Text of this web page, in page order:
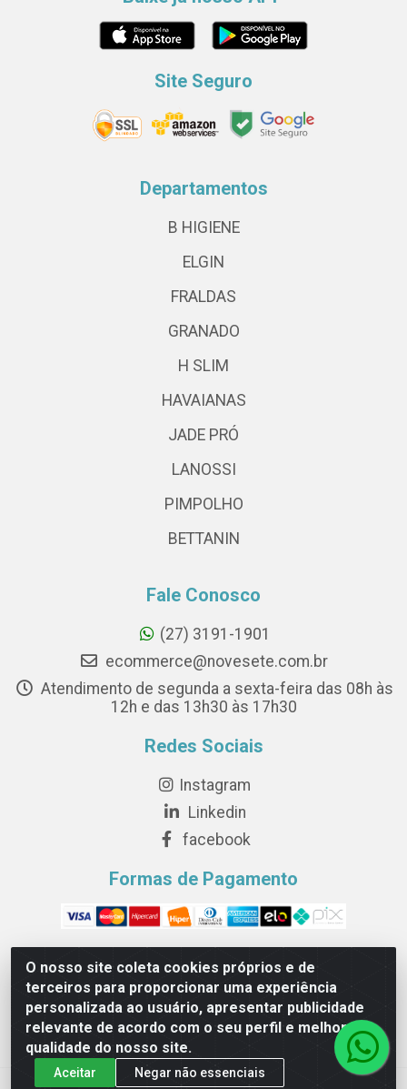
O nosso site coleta cookies próprios e de
terceiros para proporcionar uma experiência
personalizada ao usuário, apresentar publicidade
relevante de acordo com o seu perfil e melhorar a
qualidade do nosso site.
Aceitar Negar não essenciais
Site Seguro
Departamentos
B HIGIENE
ELGIN
FRALDAS
GRANADO
H SLIM
HAVAIANAS
JADE PRÓ
LANOSSI
PIMPOLHO
BETTANIN
Fale Conosco
(27) 3191-1901
ecommerce@novesete.com.br
Atendimento de segunda a sexta-feira das 08h às
12h e das 13h30 às 17h30
Redes Sociais
Instagram
Linkedin
facebook
Formas de Pagamento
Novesete Distribuidora LTDA - Avenida Setecentos, S/N,
Terminal Intermodal da Serra, Serra/ES - CEP 29161-414 -
CNPJ 29.479.604/0001-44